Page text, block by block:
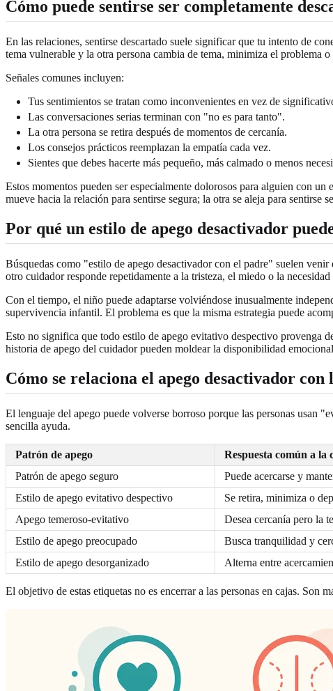
Cómo puede sentirse ser completamente
En las relaciones, sentirse descartado suele significar que tu intento de
tema vulnerable y la otra persona cambia de tema, minimiza el problema o
Señales comunes incluyen:
Tus sentimientos se tratan como inconvenientes en vez de
Las conversaciones serias terminan con "no es para tanto".
La otra persona se retira después de momentos de cercanía.
Los consejos prácticos reemplazan la empatía cada vez.
Sientes que debes hacerte más pequeño, más calmado o menos
Estos momentos pueden ser especialmente dolorosos para alguien con
mueve hacia la relación para sentirse segura; la otra se aleja para
Por qué un estilo de apego desactivador
Búsquedas como "estilo de apego desactivador con el padre" suelen
otro cuidador responde repetidamente a la tristeza, el miedo o la
Con el tiempo, el niño puede adaptarse volviéndose inusualmente
supervivencia infantil. El problema es que la misma estrategia puede
Esto no significa que todo estilo de apego evitativo despectivo provenga
historia de apego del cuidador pueden moldear la disponibilidad
Cómo se relaciona el apego desactivador
El lenguaje del apego puede volverse borroso porque las personas usan
sencilla ayuda.
Patrón de apego Respuesta común a la
Patrón de apego seguro
Puede acercarse y
Estilo de apego evitativo despectivo
Se retira, minimiza o
Apego temeroso-evitativo
Desea cercanía pero la
Estilo de apego preocupado
Busca tranquilidad y
Estilo de apego desorganizado
Alterna entre
El objetivo de estas etiquetas no es encerrar a las personas en cajas. Son